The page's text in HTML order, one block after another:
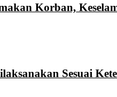
Korban,
Sesuai